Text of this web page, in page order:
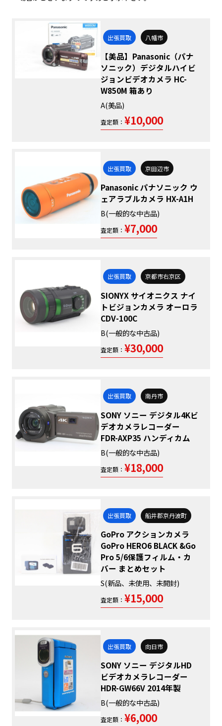
出張買取 八幡市
【美品】Panasonic（パナ
ソニック）デジタルハイビ
ジョンビデオカメラ HC-
W850M 箱あり
A(美品)
査定額： ¥10,000
出張買取 京田辺市
Panasonic パナソニック ウ
ェアラブルカメラ HX-A1H
B(一般的な中古品)
査定額： ¥7,000
出張買取 京都市右京区
SIONYX サイオニクス ナイ
トビジョンカメラ オーロラ
CDV-100C
B(一般的な中古品)
査定額： ¥30,000
出張買取 南丹市
SONY ソニー デジタル4Kビ
デオカメラレコーダー
FDR-AXP35 ハンディカム
B(一般的な中古品)
査定額： ¥18,000
出張買取 船井郡京丹波町
GoPro アクションカメラ
GoPro HERO6 BLACK &Go
Pro 5/6保護フィルム・カ
バー まとめセット
S(新品、未使用、未開封)
査定額： ¥15,000
出張買取 向日市
SONY ソニー デジタルHD
ビデオカメラレコーダー
HDR-GW66V 2014年製
B(一般的な中古品)
査定額： ¥6,000